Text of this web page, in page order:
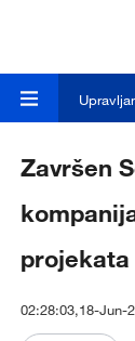
Završen
projekata
02:28:03,18-Jun-